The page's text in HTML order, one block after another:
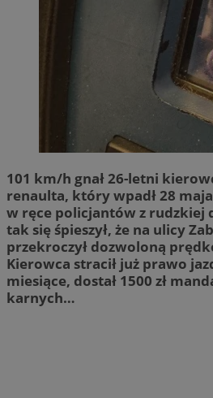
101 km/h gnał 26-letni
renaulta, który wpadł 28
w ręce policjantów z rudzkiej
tak się śpieszył, że na ulicy
przekroczył dozwoloną
Kierowca stracił już prawo
miesiące, dostał 1500 zł
karnych…